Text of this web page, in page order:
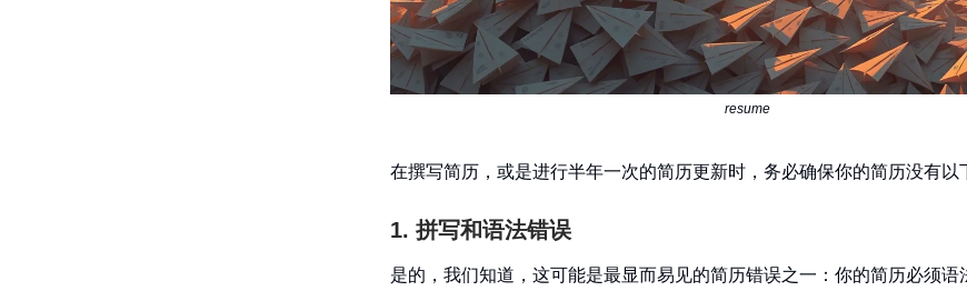
resume
在撰写简历，或是进行半年一次的简历更新时，务必确保你的简历没有以
1. 拼写和语法错误
是的，我们知道，这可能是最显而易见的简历错误之一：你的简历必须语